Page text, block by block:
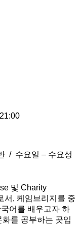
/ 수요일 – 수요성
및 Charity
서, 케임브리지를 중
어를 배우고자 하
를 공부하는 곳입